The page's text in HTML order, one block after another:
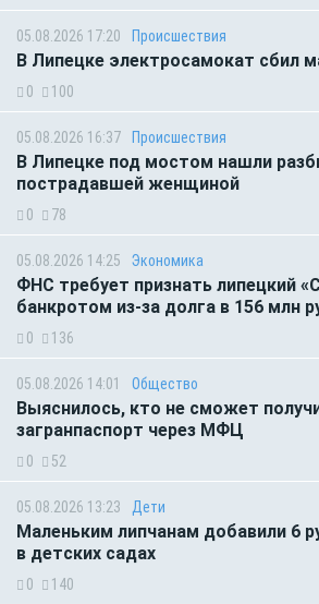
05.08.2026 17:20 Происшествия
В Липецке электросамокат сбил
0 100
05.08.2026 16:37 Происшествия
В Липецке под мостом нашли
пострадавшей женщиной
0 78
05.08.2026 14:25 Экономика
ФНС требует признать липецкий
банкротом из-за долга в 156 млн
0 136
05.08.2026 14:01 Общество
Выяснилось, кто не сможет
загранпаспорт через МФЦ
0 52
05.08.2026 13:23 Дети
Маленьким липчанам добавили 6
в детских садах
0 140